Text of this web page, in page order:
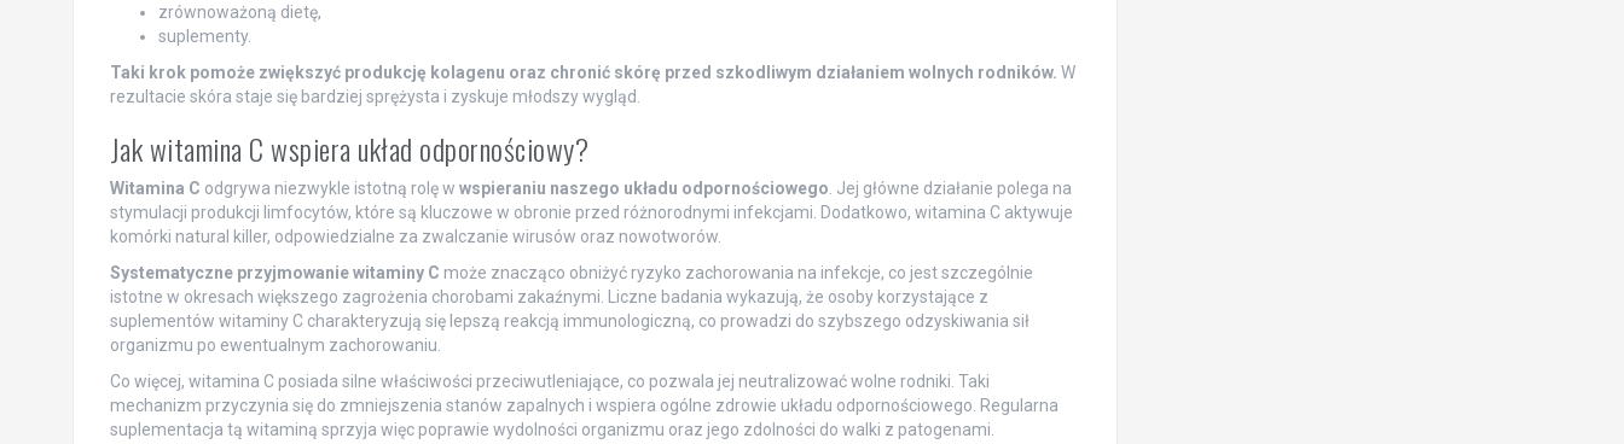
zrównoważoną dietę,
suplementy.
Taki krok pomoże zwiększyć produkcję kolagenu oraz chronić skórę przed szkodliwym działaniem wolnych rodników. W
rezultacie skóra staje się bardziej sprężysta i zyskuje młodszy wygląd.
Jak witamina C wspiera układ odpornościowy?
Witamina C odgrywa niezwykle istotną rolę w wspieraniu naszego układu odpornościowego . Jej główne działanie polega na
stymulacji produkcji limfocytów, które są kluczowe w obronie przed różnorodnymi infekcjami. Dodatkowo, witamina C aktywuje
komórki natural killer, odpowiedzialne za zwalczanie wirusów oraz nowotworów.
Systematyczne przyjmowanie witaminy C może znacząco obniżyć ryzyko zachorowania na infekcje, co jest szczególnie
istotne w okresach większego zagrożenia chorobami zakaźnymi. Liczne badania wykazują, że osoby korzystające z
suplementów witaminy C charakteryzują się lepszą reakcją immunologiczną, co prowadzi do szybszego odzyskiwania sił
organizmu po ewentualnym zachorowaniu.
Co więcej, witamina C posiada silne właściwości przeciwutleniające, co pozwala jej neutralizować wolne rodniki. Taki
mechanizm przyczynia się do zmniejszenia stanów zapalnych i wspiera ogólne zdrowie układu odpornościowego. Regularna
suplementacja tą witaminą sprzyja więc poprawie wydolności organizmu oraz jego zdolności do walki z patogenami.